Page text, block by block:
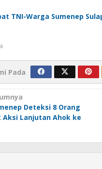
TNI-Warga Sumenep
Pada
Deteksi 8 Orang
Aksi Lanjutan Ahok ke